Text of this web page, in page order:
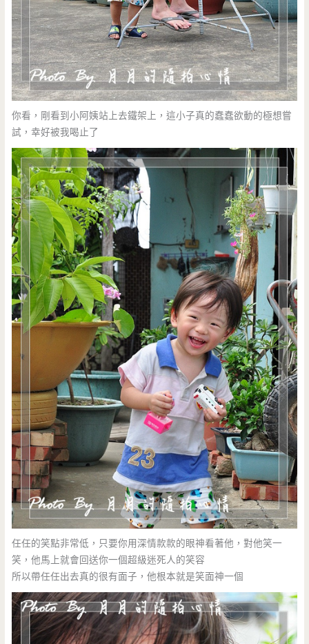
你看，剛看到小阿姨站上去鐵架上，這小子真的蠢蠢欲動的極想嘗
試，幸好被我喝止了
任任的笑點非常低，只要你用深情款款的眼神看著他，對他笑一
笑，他馬上就會回送你一個超級迷死人的笑容
所以帶任任出去真的很有面子，他根本就是笑面神一個